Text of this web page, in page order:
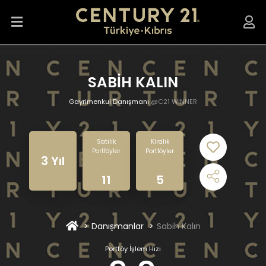
SABİH KALIN
Gayrimenkul Danışmanı @C21 WINNER
3 Yıl
Satılık
Portföyler
11
Kiralık
Portföyler
5
Danışmanlar Sabih Kalın
Portföy İşlem Hızı